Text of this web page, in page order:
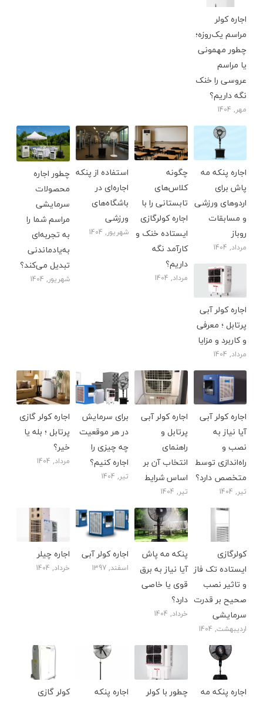
اجاره کولر
مراسم یک‌روزه؛
چطور مهمونی
یا مراسم
عروسی را خنک
نگه داریم؟
مهر, 1404
چطور اجاره
محصولات
سرمایشی
مراسم شما را
به تجربه‌ای
به‌یادماندنی
تبدیل می‌کند؟
شهریور, 1404
استفاده از پنکه
اجاره‌ای در
باشگاه‌های
ورزشی
شهریور, 1404
چگونه
کلاس‌های
تابستانی را با
اجاره کولرگازی
ایستاده خنک و
کارآمد نگه
داریم؟
مرداد, 1404
اجاره پنکه مه
پاش برای
اردوهای ورزشی
و مسابقات
روباز
مرداد, 1404
اجاره کولر آبی
پرتابل ؛ معرفی
و کاربرد و مزایا
مرداد, 1404
اجاره کولر گازی
پرتابل ؛ بله یا
خیر؟
مرداد, 1404
برای سرمایش
در هر موقعیت
چه چیزی را
اجاره کنیم؟
تیر, 1404
اجاره کولر آبی
پرتابل و
راهنمای
انتخاب آن بر
اساس شرایط
تیر, 1404
اجاره کولر آبی
آیا نیاز به
نصب و
راه‌اندازی توسط
متخصص دارد؟
تیر, 1404
اجاره چیلر
خرداد, 1404
اجاره کولر آبی
اسفند, 1397
پنکه مه پاش
آیا نیاز به برق
قوی یا خاصی
دارد؟
خرداد, 1404
کولرگازی
ایستاده تک فاز
و تاثیر نصب
صحیح بر قدرت
سرمایشی
اردیبهشت, 1404
کولر گازی
اجاره پنکه
چطور با کولر
اجاره پنکه مه